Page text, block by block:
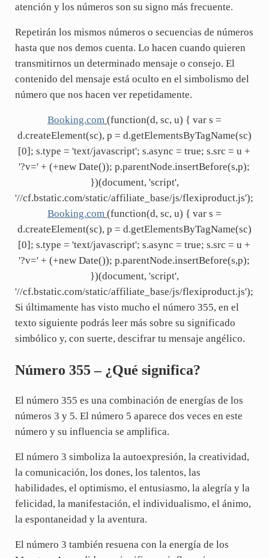
atención y los números son su signo más frecuente.
Repetirán los mismos números o secuencias de números
hasta que nos demos cuenta. Lo hacen cuando quieren
transmitirnos un determinado mensaje o consejo. El
contenido del mensaje está oculto en el simbolismo del
número que nos hacen ver repetidamente.
Booking.com (function(d, sc, u) { var s =
d.createElement(sc), p = d.getElementsByTagName(sc)
[0]; s.type = 'text/javascript'; s.async = true; s.src = u +
'?v=' + (+new Date()); p.parentNode.insertBefore(s,p);
})(document, 'script',
'//cf.bstatic.com/static/affiliate_base/js/flexiproduct.js');
Booking.com (function(d, sc, u) { var s =
d.createElement(sc), p = d.getElementsByTagName(sc)
[0]; s.type = 'text/javascript'; s.async = true; s.src = u +
'?v=' + (+new Date()); p.parentNode.insertBefore(s,p);
})(document, 'script',
'//cf.bstatic.com/static/affiliate_base/js/flexiproduct.js');
Si últimamente has visto mucho el número 355, en el
texto siguiente podrás leer más sobre su significado
simbólico y, con suerte, descifrar tu mensaje angélico.
Número 355 – ¿Qué significa?
El número 355 es una combinación de energías de los
números 3 y 5. El número 5 aparece dos veces en este
número y su influencia se amplifica.
El número 3 simboliza la autoexpresión, la creatividad,
la comunicación, los dones, los talentos, las
habilidades, el optimismo, el entusiasmo, la alegría y la
felicidad, la manifestación, el individualismo, el ánimo,
la espontaneidad y la aventura.
El número 3 también resuena con la energía de los